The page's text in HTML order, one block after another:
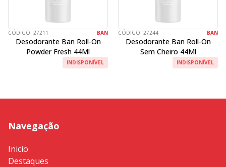
CÓDIGO: 27211 BAN
Desodorante Ban Roll-On
Powder Fresh 44Ml
INDISPONÍVEL
CÓDIGO: 27244 BAN
Desodorante Ban Roll-On
Sem Cheiro 44Ml
INDISPONÍVEL
Navegação
Inicio
Destaques